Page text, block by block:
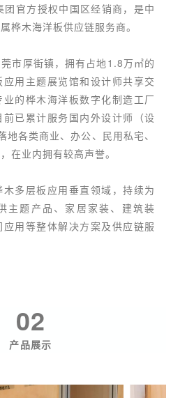
团官方授权中国区经销商，是中
桦木海洋板供应链服务商。
市厚街镇，拥有占地1.8万㎡的
用主题展览馆和设计师共享交
的桦木海洋板数字化制造工厂
已累计服务国内外设计师（设
各类商业、办公、民用私宅、
在业内拥有较高声誉。
多层板应用垂直领域，持续为
主题产品、家居家装、建筑装
用等整体解决方案及供应链服
02
产品展示